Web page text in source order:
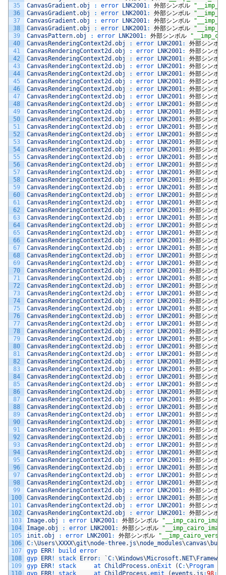
35
36
37
38
39
40
41
42
43
44
45
46
47
48
49
50
51
52
53
54
55
56
57
58
59
60
61
62
63
64
65
66
67
68
69
70
71
72
73
74
75
76
77
78
79
80
81
82
83
84
85
86
87
88
89
90
91
92
93
94
95
96
97
98
99
100
101
102
103
104
105
106
107
108
109
110
CanvasGradient .obj : error LNK2001: 外部シンボル
CanvasGradient .obj : error LNK2001: 外部シンボル
CanvasGradient .obj : error LNK2001: 外部シンボル
CanvasGradient .obj : error LNK2001: 外部シンボル
CanvasPattern.obj : error LNK2001: 外部シンボル
CanvasRenderingContext2d .obj : error LNK2001:
外部シンボル
CanvasRenderingContext2d .obj : error LNK2001:
外部シンボル
CanvasRenderingContext2d .obj : error LNK2001:
外部シンボル
CanvasRenderingContext2d .obj : error LNK2001:
外部シンボル
CanvasRenderingContext2d .obj : error LNK2001:
外部シンボル
CanvasRenderingContext2d .obj : error LNK2001:
外部シンボル
CanvasRenderingContext2d .obj : error LNK2001:
外部シンボル
CanvasRenderingContext2d .obj : error LNK2001:
外部シンボル
CanvasRenderingContext2d .obj : error LNK2001:
外部シンボル
CanvasRenderingContext2d .obj : error LNK2001:
外部シンボル
CanvasRenderingContext2d .obj : error LNK2001:
外部シンボル
CanvasRenderingContext2d .obj : error LNK2001:
外部シンボル
CanvasRenderingContext2d .obj : error LNK2001:
外部シンボル
CanvasRenderingContext2d .obj : error LNK2001:
外部シンボル
CanvasRenderingContext2d .obj : error LNK2001:
外部シンボル
CanvasRenderingContext2d .obj : error LNK2001:
外部シンボル
CanvasRenderingContext2d .obj : error LNK2001:
外部シンボル
CanvasRenderingContext2d .obj : error LNK2001:
外部シンボル
CanvasRenderingContext2d .obj : error LNK2001:
外部シンボル
CanvasRenderingContext2d .obj : error LNK2001:
外部シンボル
CanvasRenderingContext2d .obj : error LNK2001:
外部シンボル
CanvasRenderingContext2d .obj : error LNK2001:
外部シンボル
CanvasRenderingContext2d .obj : error LNK2001:
外部シンボル
CanvasRenderingContext2d .obj : error LNK2001:
外部シンボル
CanvasRenderingContext2d .obj : error LNK2001:
外部シンボル
CanvasRenderingContext2d .obj : error LNK2001:
外部シンボル
CanvasRenderingContext2d .obj : error LNK2001:
外部シンボル
CanvasRenderingContext2d .obj : error LNK2001:
外部シンボル
CanvasRenderingContext2d .obj : error LNK2001:
外部シンボル
CanvasRenderingContext2d .obj : error LNK2001:
外部シンボル
CanvasRenderingContext2d .obj : error LNK2001:
外部シンボル
CanvasRenderingContext2d .obj : error LNK2001:
外部シンボル
CanvasRenderingContext2d .obj : error LNK2001:
外部シンボル
CanvasRenderingContext2d .obj : error LNK2001:
外部シンボル
CanvasRenderingContext2d .obj : error LNK2001:
外部シンボル
CanvasRenderingContext2d .obj : error LNK2001:
外部シンボル
CanvasRenderingContext2d .obj : error LNK2001:
外部シンボル
CanvasRenderingContext2d .obj : error LNK2001:
外部シンボル
CanvasRenderingContext2d .obj : error LNK2001:
外部シンボル
CanvasRenderingContext2d .obj : error LNK2001:
外部シンボル
CanvasRenderingContext2d .obj : error LNK2001:
外部シンボル
CanvasRenderingContext2d .obj : error LNK2001:
外部シンボル
CanvasRenderingContext2d .obj : error LNK2001:
外部シンボル
CanvasRenderingContext2d .obj : error LNK2001:
外部シンボル
CanvasRenderingContext2d .obj : error LNK2001:
外部シンボル
CanvasRenderingContext2d .obj : error LNK2001:
外部シンボル
CanvasRenderingContext2d .obj : error LNK2001:
外部シンボル
CanvasRenderingContext2d .obj : error LNK2001:
外部シンボル
CanvasRenderingContext2d .obj : error LNK2001:
外部シンボル
CanvasRenderingContext2d .obj : error LNK2001:
外部シンボル
CanvasRenderingContext2d .obj : error LNK2001:
外部シンボル
CanvasRenderingContext2d .obj : error LNK2001:
外部シンボル
CanvasRenderingContext2d .obj : error LNK2001:
外部シンボル
CanvasRenderingContext2d .obj : error LNK2001:
外部シンボル
CanvasRenderingContext2d .obj : error LNK2001:
外部シンボル
CanvasRenderingContext2d .obj : error LNK2001:
外部シンボル
CanvasRenderingContext2d .obj : error LNK2001:
外部シンボル
CanvasRenderingContext2d .obj : error LNK2001:
外部シンボル
CanvasRenderingContext2d .obj : error LNK2001:
外部シンボル
CanvasRenderingContext2d .obj : error LNK2001:
外部シンボル
CanvasRenderingContext2d .obj : error LNK2001:
外部シンボル
CanvasRenderingContext2d .obj : error LNK2001:
外部シンボル
CanvasRenderingContext2d .obj : error LNK2001:
外部シンボル
Image.obj : error LNK2001: 外部シンボル
Image.obj : error LNK2001: 外部シンボル
init .obj : error LNK2001: 外部シンボル
C:\Users\XXXX\git\node-three. js\node_modules\canvas\
gyp
ERR ! build error
gyp
ERR ! stack Error: ` C:\Windows\Microsoft . NET\
gyp
ERR ! stack at ChildProcess .onExit (C:\ Program
gyp
ERR ! stack at ChildProcess .emit (events . js :98: